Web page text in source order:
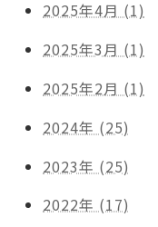
2025年4月 (1)
2025年3月 (1)
2025年2月 (1)
2024年 (25)
2023年 (25)
2022年 (17)